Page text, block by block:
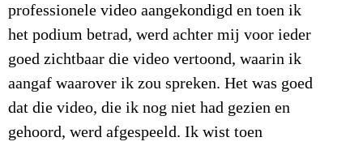
professionele video aangekondigd en toen ik
het podium betrad, werd achter mij voor ieder
goed zichtbaar die video vertoond, waarin ik
aangaf waarover ik zou spreken. Het was goed
dat die video, die ik nog niet had gezien en
gehoord, werd afgespeeld. Ik wist toen